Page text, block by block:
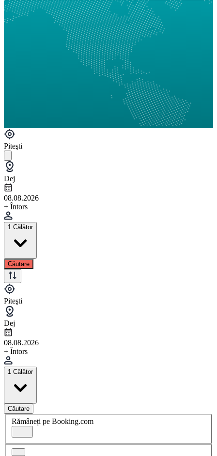
Piteşti
Dej
08.08.2026
+ Întors
1 Călător
Căutare
Piteşti
Dej
08.08.2026
+ Întors
1 Călător
Căutare
Rămâneți pe Booking.com